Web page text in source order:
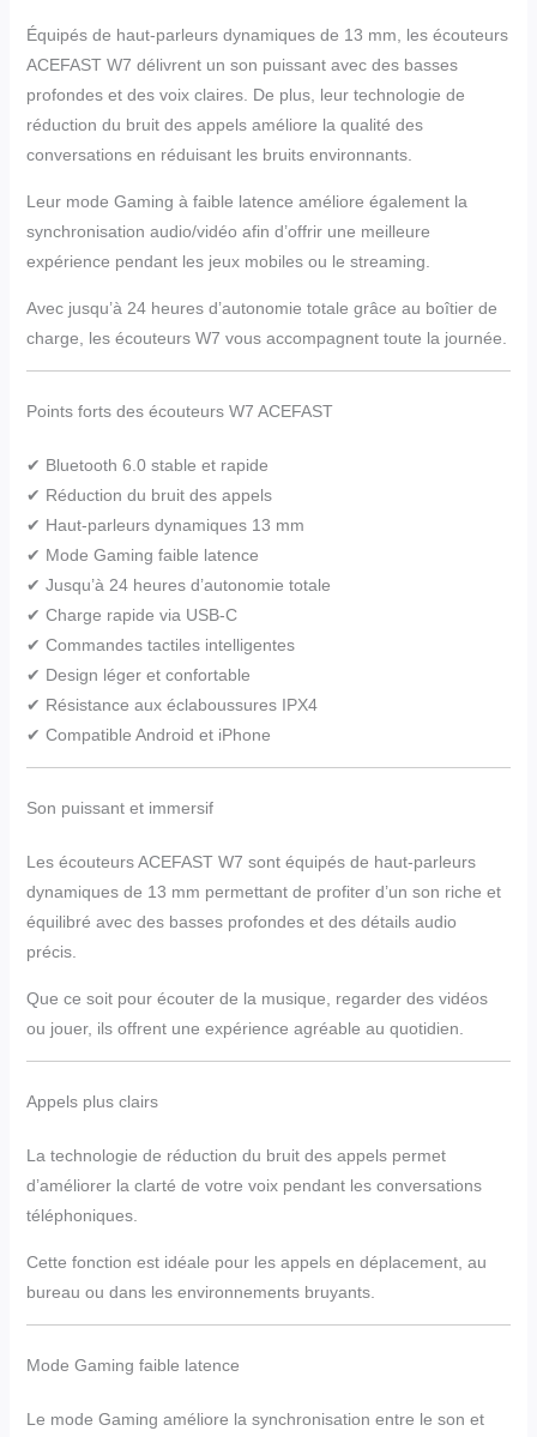
Équipés de haut-parleurs dynamiques de 13 mm, les écouteurs
ACEFAST W7 délivrent un son puissant avec des basses
profondes et des voix claires. De plus, leur technologie de
réduction du bruit des appels améliore la qualité des
conversations en réduisant les bruits environnants.
Leur mode Gaming à faible latence améliore également la
synchronisation audio/vidéo afin d’offrir une meilleure
expérience pendant les jeux mobiles ou le streaming.
Avec jusqu’à 24 heures d’autonomie totale grâce au boîtier de
charge, les écouteurs W7 vous accompagnent toute la journée.
Points forts des écouteurs W7 ACEFAST
✔ Bluetooth 6.0 stable et rapide
✔ Réduction du bruit des appels
✔ Haut-parleurs dynamiques 13 mm
✔ Mode Gaming faible latence
✔ Jusqu’à 24 heures d’autonomie totale
✔ Charge rapide via USB-C
✔ Commandes tactiles intelligentes
✔ Design léger et confortable
✔ Résistance aux éclaboussures IPX4
✔ Compatible Android et iPhone
Son puissant et immersif
Les écouteurs ACEFAST W7 sont équipés de haut-parleurs
dynamiques de 13 mm permettant de profiter d’un son riche et
équilibré avec des basses profondes et des détails audio
précis.
Que ce soit pour écouter de la musique, regarder des vidéos
ou jouer, ils offrent une expérience agréable au quotidien.
Appels plus clairs
La technologie de réduction du bruit des appels permet
d’améliorer la clarté de votre voix pendant les conversations
téléphoniques.
Cette fonction est idéale pour les appels en déplacement, au
bureau ou dans les environnements bruyants.
Mode Gaming faible latence
Le mode Gaming améliore la synchronisation entre le son et